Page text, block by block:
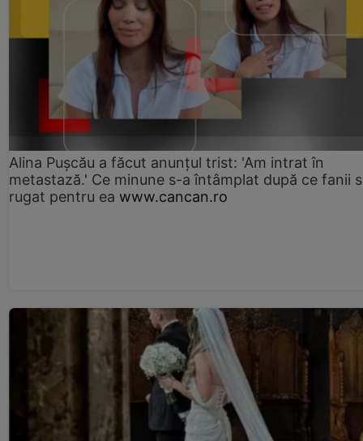
Alina Pușcău a făcut anunțul trist: 'Am intrat în
metastază.' Ce minune s-a întâmplat după ce fanii
rugat pentru ea www.cancan.ro